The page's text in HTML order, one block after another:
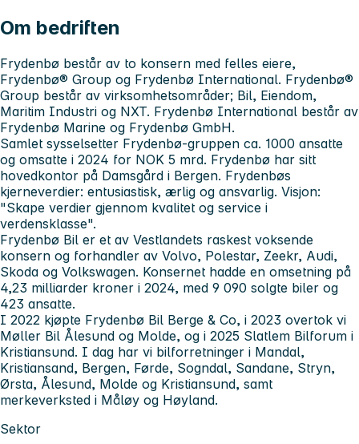
Om bedriften
Frydenbø består av to konsern med felles eiere,
Frydenbø® Group og Frydenbø International. Frydenbø®
Group består av virksomhetsområder; Bil, Eiendom,
Maritim Industri og NXT. Frydenbø International består av
Frydenbø Marine og Frydenbø GmbH.
Samlet sysselsetter Frydenbø-gruppen ca. 1000 ansatte
og omsatte i 2024 for NOK 5 mrd. Frydenbø har sitt
hovedkontor på Damsgård i Bergen. Frydenbøs
kjerneverdier: entusiastisk, ærlig og ansvarlig. Visjon:
"Skape verdier gjennom kvalitet og service i
verdensklasse".
Frydenbø Bil er et av Vestlandets raskest voksende
konsern og forhandler av Volvo, Polestar, Zeekr, Audi,
Skoda og Volkswagen. Konsernet hadde en omsetning på
4,23 milliarder kroner i 2024, med 9 090 solgte biler og
423 ansatte.
I 2022 kjøpte Frydenbø Bil Berge & Co, i 2023 overtok vi
Møller Bil Ålesund og Molde, og i 2025 Slatlem Bilforum i
Kristiansund. I dag har vi bilforretninger i Mandal,
Kristiansand, Bergen, Førde, Sogndal, Sandane, Stryn,
Ørsta, Ålesund, Molde og Kristiansund, samt
merkeverksted i Måløy og Høyland.
Sektor